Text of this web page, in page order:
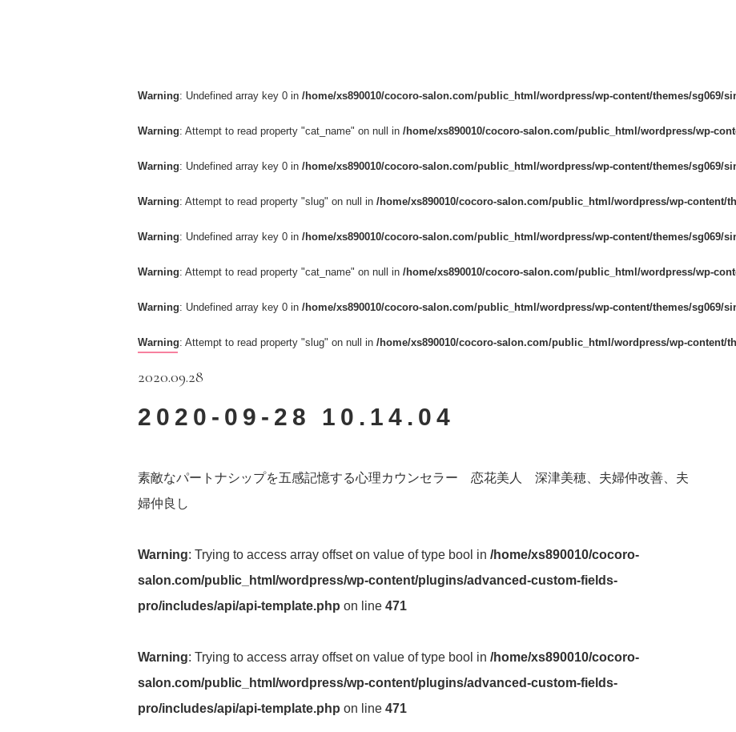
Warning: Undefined array key 0 in /home/xs890010/cocoro-salon.com/public_html/wordpress/wp-content/themes/sg069/
Warning: Attempt to read property "cat_name" on null in /home/xs890010/cocoro-salon.com/public_html/wordpress/wp-
Warning: Undefined array key 0 in /home/xs890010/cocoro-salon.com/public_html/wordpress/wp-content/themes/sg069/
Warning: Attempt to read property "slug" on null in /home/xs890010/cocoro-salon.com/public_html/wordpress/wp-content/
Warning: Undefined array key 0 in /home/xs890010/cocoro-salon.com/public_html/wordpress/wp-content/themes/sg069/
Warning: Attempt to read property "cat_name" on null in /home/xs890010/cocoro-salon.com/public_html/wordpress/wp-
Warning: Undefined array key 0 in /home/xs890010/cocoro-salon.com/public_html/wordpress/wp-content/themes/sg069/
Warning: Attempt to read property "slug" on null in /home/xs890010/cocoro-salon.com/public_html/wordpress/wp-content/
2020.09.28
2020-09-28 10.14.04
素敵なパートナシップを五感記憶する心理カウンセラー 恋花美人 深津美穂、夫婦仲改善、夫
婦仲良し
Warning: Trying to access array offset on value of type bool in /home/xs890010/cocoro-
salon.com/public_html/wordpress/wp-content/plugins/advanced-custom-fields-
pro/includes/api/api-template.php on line 471
Warning: Trying to access array offset on value of type bool in /home/xs890010/cocoro-
salon.com/public_html/wordpress/wp-content/plugins/advanced-custom-fields-
pro/includes/api/api-template.php on line 471